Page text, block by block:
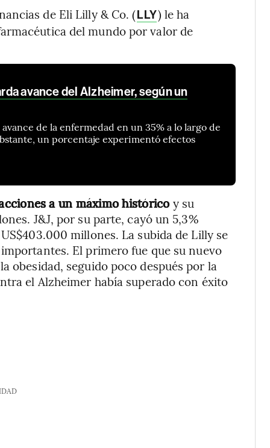
de Eli Lilly & Co. (LLY) le ha
del mundo por valor de
avance del Alzheimer, según un
de la enfermedad en un 35% a lo largo de
un porcentaje experimentó efectos
a un máximo históricoy su
J&J, por su parte, cayó un 5,3%
millones. La subida de Lilly se
El primero fue que su nuevo
obesidad, seguido poco después por la
el Alzheimer había superado con éxito